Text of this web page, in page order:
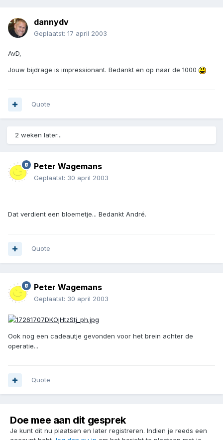
dannydv
Geplaatst: 17 april 2003
AvD,
Jouw bijdrage is impressionant. Bedankt en op naar de 1000
Quote
2 weken later...
Peter Wagemans
Geplaatst: 30 april 2003
Dat verdient een bloemetje... Bedankt André.
Quote
Peter Wagemans
Geplaatst: 30 april 2003
Ook nog een cadeautje gevonden voor het brein achter de
operatie...
Quote
Doe mee aan dit gesprek
Je kunt dit nu plaatsen en later registreren. Indien je reeds een